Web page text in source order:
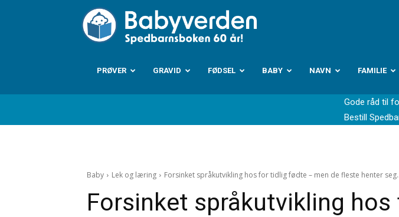
Babyverden.no
PRØVER GRAVID FØDSEL BABY NAVN FAMILIE
Gode råd til
Bestill
Baby Lek og læring Forsinket språkutvikling hos for tidlig fødte – men de fleste henter
Forsinket språkutvikling